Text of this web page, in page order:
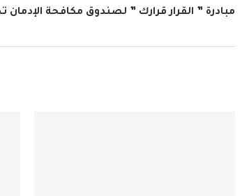
مبادرة ” القرار قرارك ” لصندوق مكافحة